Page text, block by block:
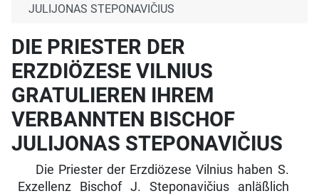
JULIJONAS STEPONAVIČIUS
DIE PRIESTER DER
ERZDIÖZESE VILNIUS
GRATULIEREN IHREM
VERBANNTEN BISCHOF
JULIJONAS STEPONAVIČIUS
Die Priester der Erzdiözese Vilnius haben S.
Exzellenz Bischof J. Stepona­vičius anläßlich